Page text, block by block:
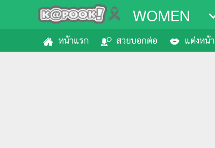
WOMEN
หน้าแรก สวยบอกต่อ แต่งหน้า